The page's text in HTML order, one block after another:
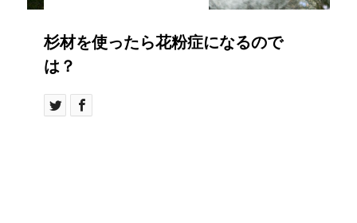
杉材を使ったら花粉症になるので
は？